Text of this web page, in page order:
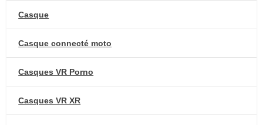
Casque
Casque connecté moto
Casques VR Porno
Casques VR XR